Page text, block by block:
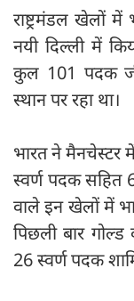
राष्ट्रमंडल खेलों में
नयी दिल्ली में
कुल 101 पदक
स्थान पर रहा था।
भारत ने मैनचेस्टर
स्वर्ण पदक सहित
वाले इन खेलों में
पिछली बार
26 स्वर्ण पदक